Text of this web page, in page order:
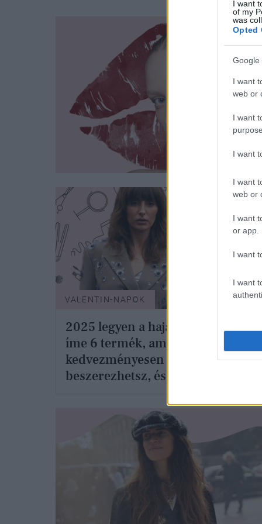
I want
of my
was
Opted
Google
I want
web or
I want
I want
I want
web or
I want
or app.
I want
I want
VALENTIN-NAPOK
2025 legyen a hajad éve:
íme 6 termék, amit most
kedvezményesen
beszerezhetsz, és